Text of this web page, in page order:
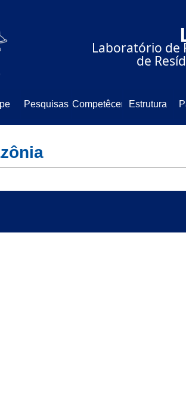
⠀⠀⠀⠀Laboratório de
⠀⠀⠀⠀⠀⠀⠀⠀⠀de
Pesquisas CompetêcenciaEstrutura